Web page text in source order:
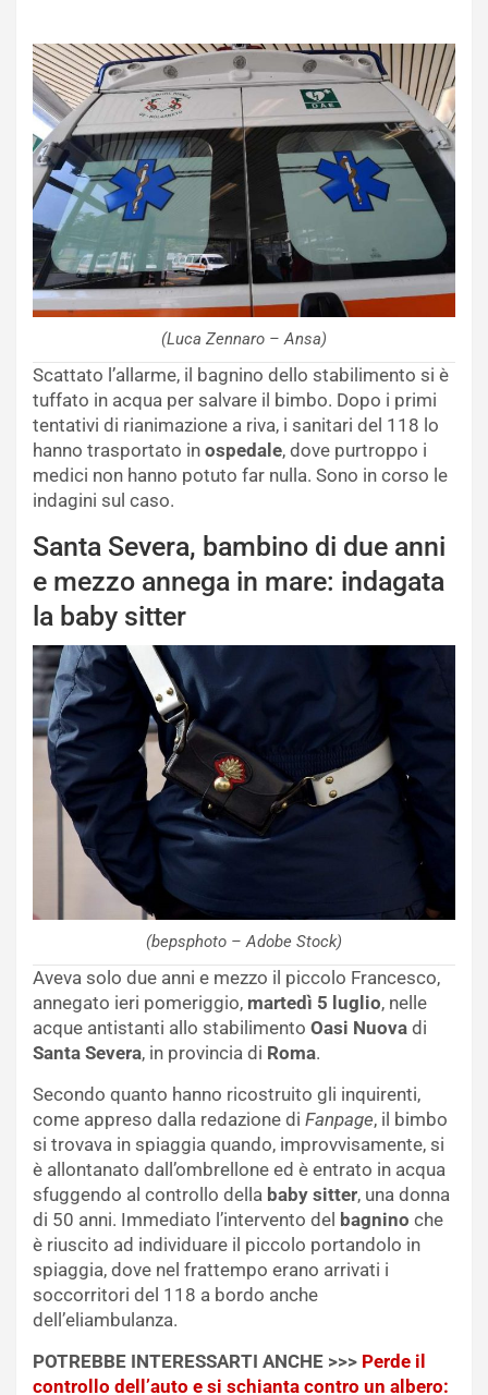
(Luca Zennaro – Ansa)
Scattato l’allarme, il bagnino dello stabilimento si è
tuffato in acqua per salvare il bimbo. Dopo i primi
tentativi di rianimazione a riva, i sanitari del 118 lo
hanno trasportato in ospedale, dove purtroppo i
medici non hanno potuto far nulla. Sono in corso le
indagini sul caso.
Santa Severa, bambino di due anni
e mezzo annega in mare: indagata
la baby sitter
(bepsphoto – Adobe Stock)
Aveva solo due anni e mezzo il piccolo Francesco,
annegato ieri pomeriggio, martedì 5 luglio, nelle
acque antistanti allo stabilimento Oasi Nuova di
Santa Severa, in provincia di Roma.
Secondo quanto hanno ricostruito gli inquirenti,
come appreso dalla redazione di Fanpage, il bimbo
si trovava in spiaggia quando, improvvisamente, si
è allontanato dall’ombrellone ed è entrato in acqua
sfuggendo al controllo della baby sitter, una donna
di 50 anni. Immediato l’intervento del bagnino che
è riuscito ad individuare il piccolo portandolo in
spiaggia, dove nel frattempo erano arrivati i
soccorritori del 118 a bordo anche
dell’eliambulanza.
POTREBBE INTERESSARTI ANCHE >>> Perde il
controllo dell’auto e si schianta contro un albero: